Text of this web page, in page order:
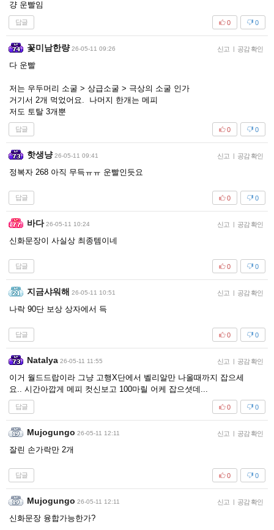
걍 운빨임
답글 0
0
꽃미남한량 26-05-11 09:26 신고 | 공감 확인
다 운빨
저는 우두머리 소굴 > 상급소굴 > 극상의 소굴 인가
거기서 2개 먹었어요. 나머지 한개는 메피
저도 토탈 3개뿐
답글 0
0
핫생냥 26-05-11 09:41 신고 | 공감 확인
정복자 268 아직 무득ㅠㅠ 운빨인듯요
답글 0
0
바다 26-05-11 10:24 신고 | 공감 확인
신화문장이 사실상 최종템이네
답글 0
0
지금샤워해 26-05-11 10:51 신고 | 공감 확인
나락 90단 보상 상자에서 득
답글 0
0
Natalya 26-05-11 11:55 신고 | 공감 확인
이거 월드드랍이라 그냥 고행X단에서 벨리알만 나올때까지 잡으세
요.. 시간아깝게 메피 컷신보고 100마릴 어케 잡으셧데...
답글 0
0
Mujogungo 26-05-11 12:11 신고 | 공감 확인
잘린 손가락만 2개
답글 0
0
Mujogungo 26-05-11 12:11 신고 | 공감 확인
신화문장 융합가능한가?